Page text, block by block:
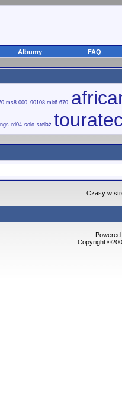
Albumy FAQ
ms8-000 90108-mk6-670
rd04 solo stelaż
Czasy w
Copyright